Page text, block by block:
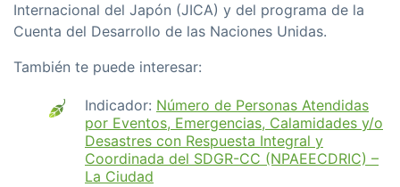
Internacional del Japón (JICA) y del programa de la
Cuenta del Desarrollo de las Naciones Unidas.
También te puede interesar:
Indicador: Número de Personas Atendidas
por Eventos, Emergencias, Calamidades y/o
Desastres con Respuesta Integral y
Coordinada del SDGR-CC (NPAEECDRIC) –
La Ciudad